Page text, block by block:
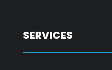
SERVICES